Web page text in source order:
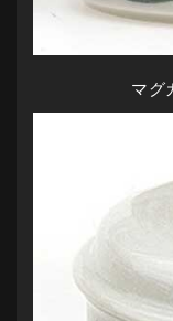
マグ